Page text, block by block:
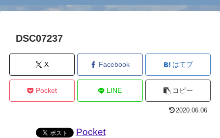
DSC07237
X Facebook はてブ
Pocket LINE コピー
2020.06.06
Pocket